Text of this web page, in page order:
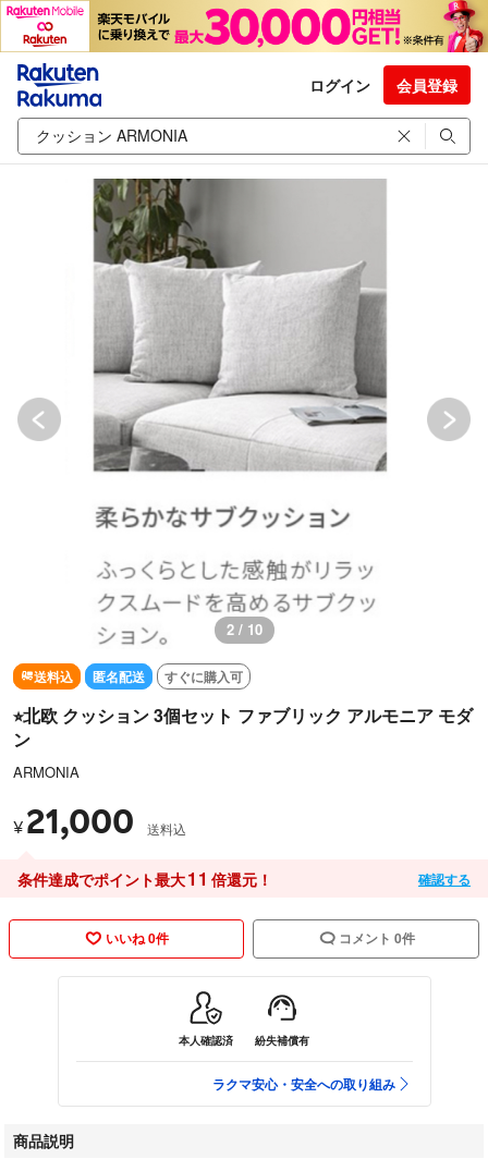
ログイン 会員登録
3 / 10
送料込 匿名配送 すぐに購入可
⭐︎北欧 クッション 3個セット ファブリック アルモニア モダ
ン
ARMONIA
¥ 21,000 送料込
条件達成でポイント最大11 倍還元！ 確認する
いいね 0件 コメント 0件
本人確認済 紛失補償有
ラクマ安心・安全への取り組み
商品説明